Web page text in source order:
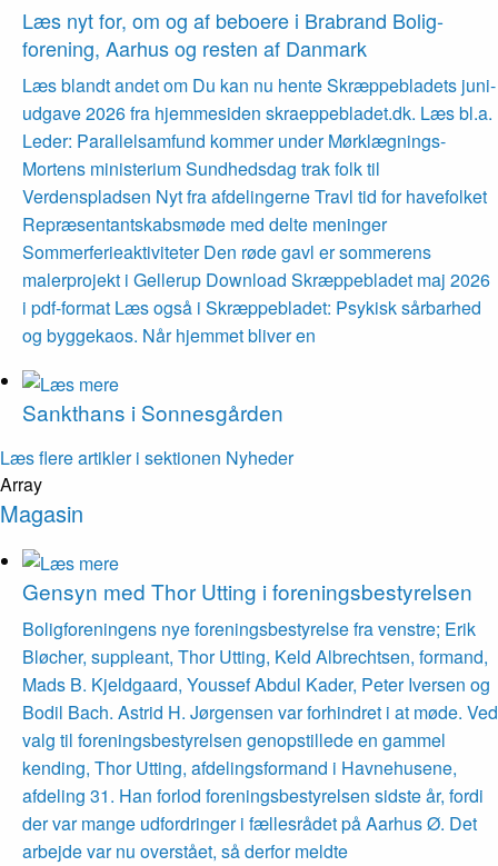
Læs nyt for, om og af beboere i Brabrand Bolig­
forening, Aarhus og resten af Danmark
Læs blandt andet om Du kan nu hente Skræppebladets juni-
udgave 2026 fra hjemmesiden skraeppebladet.dk. Læs bl.a.
Leder: Parallelsamfund kommer under Mørklægnings-
Mortens ministerium Sundhedsdag trak folk til
Verdenspladsen Nyt fra afdelingerne Travl tid for havefolket
Repræsentantskabsmøde med delte meninger
Sommerferieaktiviteter Den røde gavl er sommerens
malerprojekt i Gellerup Download Skræppebladet maj 2026
i pdf-format Læs også i Skræppebladet: Psykisk sårbarhed
og byggekaos. Når hjemmet bliver en
Sankthans i Sonnes­gården
Læs flere artikler i sektionen Nyheder
Array
Magasin
Gensyn med Thor Utting i forenings­bestyrelsen
Boligforeningens nye foreningsbestyrelse fra venstre; Erik
Bløcher, suppleant, Thor Utting, Keld Albrechtsen, formand,
Mads B. Kjeldgaard, Youssef Abdul Kader, Peter Iversen og
Bodil Bach. Astrid H. Jørgensen var forhindret i at møde. Ved
valg til foreningsbestyrelsen genopstillede en gammel
kending, Thor Utting, afdelingsformand i Havnehusene,
afdeling 31. Han forlod foreningsbestyrelsen sidste år, fordi
der var mange udfordringer i fællesrådet på Aarhus Ø. Det
arbejde var nu overstået, så derfor meldte